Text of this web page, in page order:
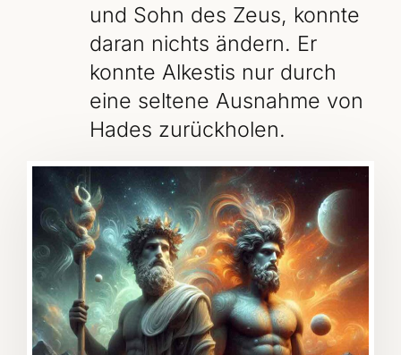
und Sohn des Zeus, konnte
daran nichts ändern. Er
konnte Alkestis nur durch
eine seltene Ausnahme von
Hades zurückholen.